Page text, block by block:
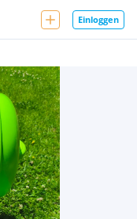
Einloggen